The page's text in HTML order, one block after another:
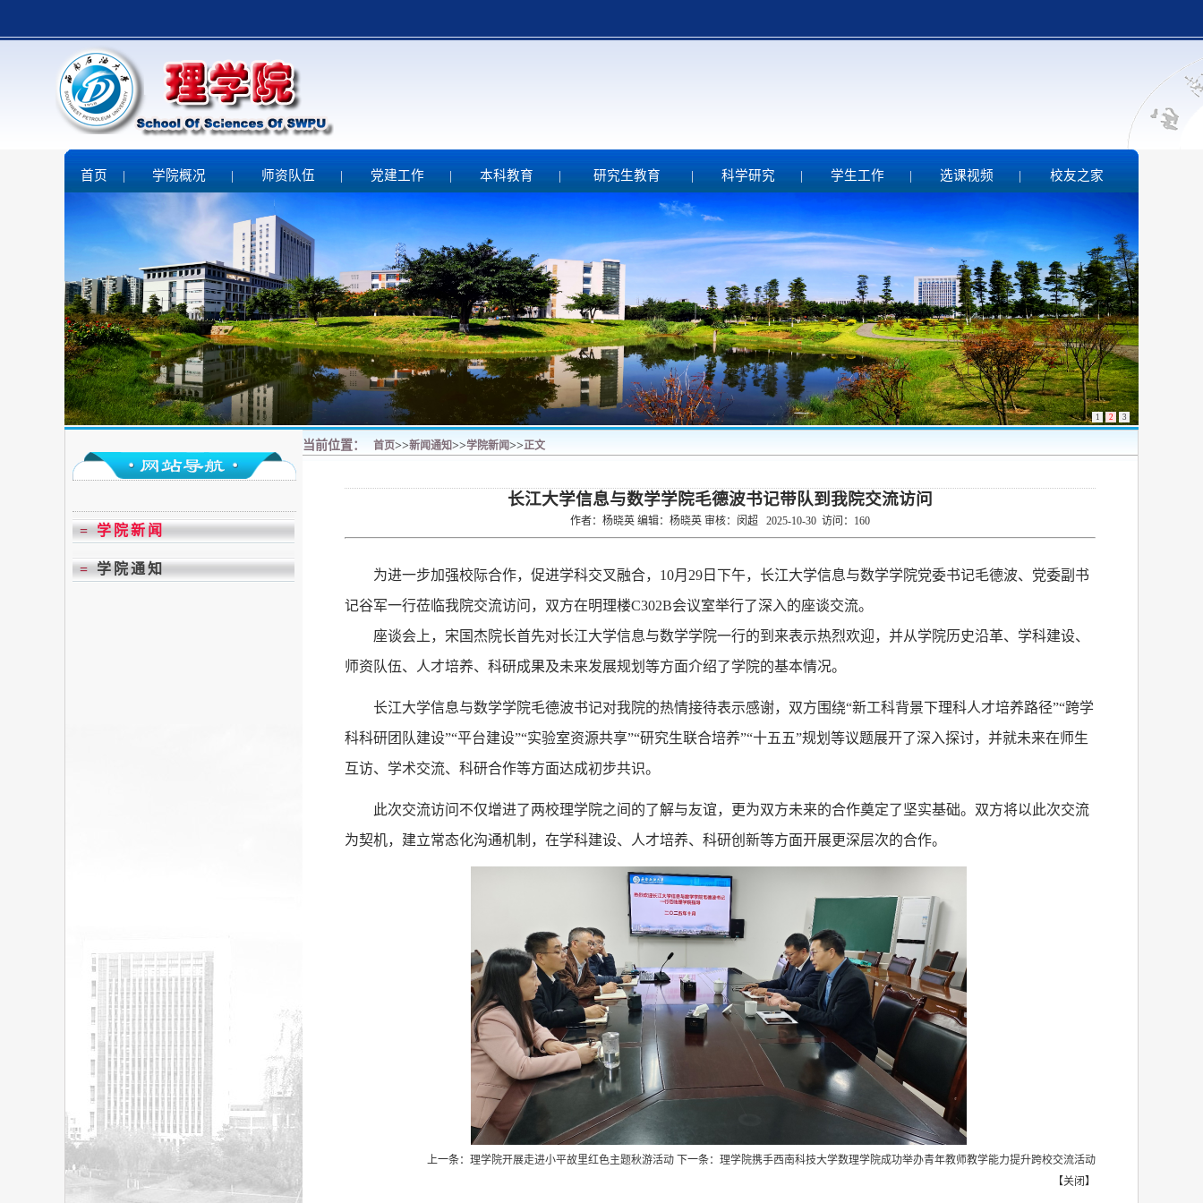
首页 | 学院概况 | 师资队伍 | 党建工作 | 本科教育 | 研究生教育 | 科学研究 | 学生工作 | 选课视频 | 校友之家
1 2 3
=学院新闻
=学院通知
当前位置： 首页>>新闻通知>>学院新闻>>正文
长江大学信息与数学学院毛德波书记带队到我院交流访问
作者：杨晓英 编辑：杨晓英 审核：闵超 2025-10-30 访问： 160
为进一步加强校际合作，促进学科交叉融合， 10月29日 下午，长江大学信息与数学学院党委书记毛德波、党委副书
记谷军一行莅临我院交流访问 ， 双方在明理楼C302B会议室举行了深入的座谈交流。
座谈会上， 宋国杰院长首先对长江大学信息与数学学院一行的到来表示热烈欢迎，并从学院历史沿革、学科建设、
师资队伍、人才培养、科研成果及未来发展规划等方面介绍了学院的基本情况。
长江大学信息与数学学院毛德波书记对我院的热情接待表示感谢，双方围绕“新工科背景下理科人才培养路径”“跨学
科科研团队建设”“平台建设”“实验室资源共享”“研究生联合培养”“十五五”规划 等议题展开了深入探讨，并就未来在师生
互访、学术交流、科研合作等方面达成初步共识。
此次交流访问不仅增进了两校理学院之间的了解与友谊，更为双方未来的合作奠定了坚实基础。双方将以此次交流
为契机，建立常态化沟通机制，在学科建设、人才培养、科研创新等方面开展更深层次的合作。
上一条： 理学院开展走进小平故里红色主题秋游活动 下一条： 理学院携手西南科技大学数理学院成功举办青年教师教学能力提升跨校交流活动
【关闭】